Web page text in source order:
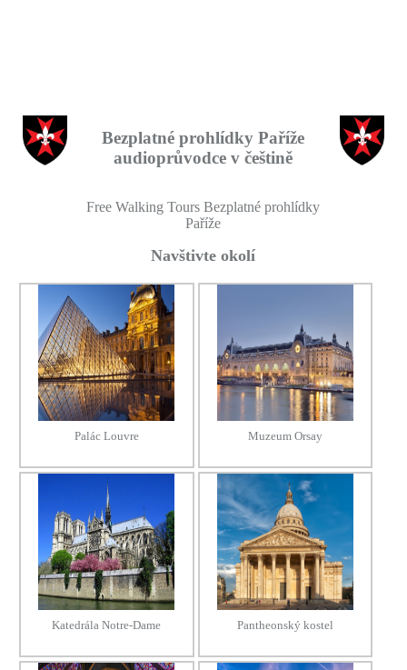
Bezplatné prohlídky Paříže
audioprůvodce v češtině
Free Walking Tours Bezplatné prohlídky
Paříže
Navštivte okolí
Palác Louvre Muzeum Orsay
Katedrála Notre-Dame Pantheonský kostel